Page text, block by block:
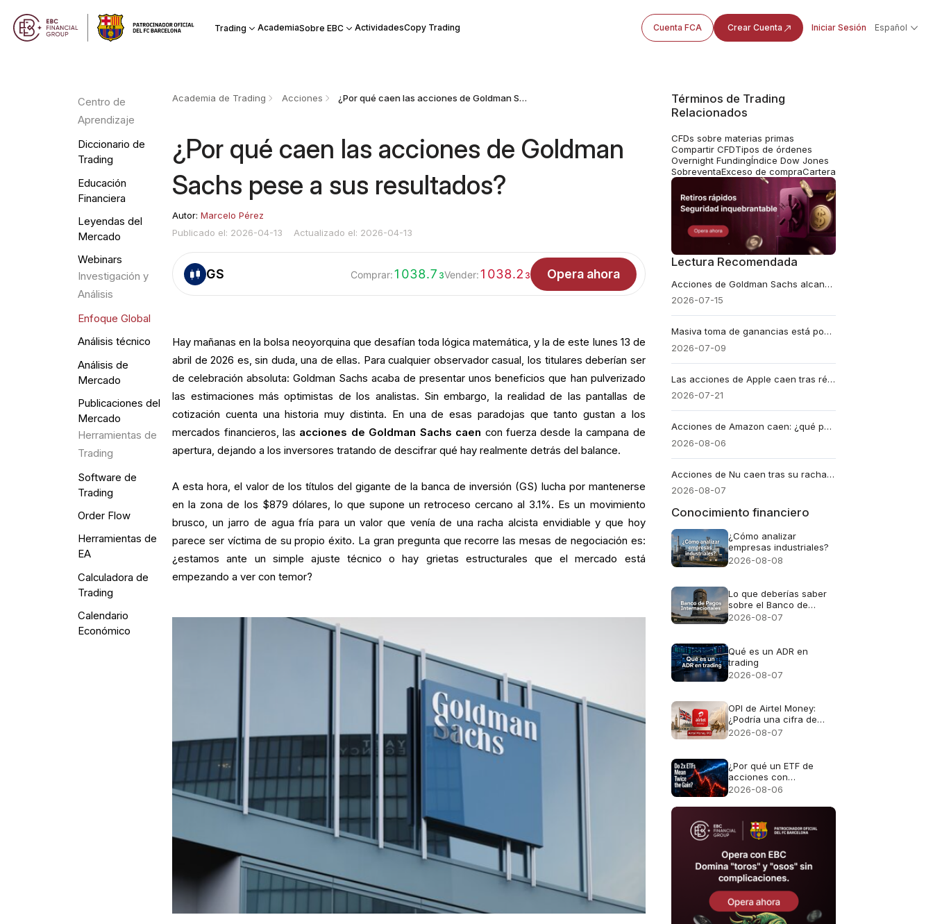
Trading AcademiaSobre EBC ActividadesCopy Trading Cuenta FCA Crear Cuenta Iniciar Sesión Español
Centro de
Aprendizaje
Diccionario de
Trading
Educación
Financiera
Leyendas del
Mercado
Webinars
Investigación y
Análisis
Enfoque Global
Análisis técnico
Análisis de
Mercado
Publicaciones del
Mercado
Herramientas de
Trading
Software de
Trading
Order Flow
Herramientas de
EA
Calculadora de
Trading
Calendario
Económico
Academia de Trading Acciones ¿Por qué caen las acciones de Goldman Sachs pese a sus resultados?
¿Por qué caen las acciones de Goldman
Sachs pese a sus resultados?
Autor:Marcelo Pérez
Publicado el: 2026-04-13
Actualizado el: 2026-04-13
GS Comprar:1038.7 3Vender:1038.2 3 Opera ahora
Hay mañanas en la bolsa neoyorquina que desafían toda lógica matemática, y la de este lunes 13 de
abril de 2026 es, sin duda, una de ellas. Para cualquier observador casual, los titulares deberían ser
de celebración absoluta: Goldman Sachs acaba de presentar unos beneficios que han pulverizado
las estimaciones más optimistas de los analistas. Sin embargo, la realidad de las pantallas de
cotización cuenta una historia muy distinta. En una de esas paradojas que tanto gustan a los
mercados financieros, las acciones de Goldman Sachs caen con fuerza desde la campana de
apertura, dejando a los inversores tratando de descifrar qué hay realmente detrás del balance.
A esta hora, el valor de los títulos del gigante de la banca de inversión (GS) lucha por mantenerse
en la zona de los $879 dólares, lo que supone un retroceso cercano al 3.1%. Es un movimiento
brusco, un jarro de agua fría para un valor que venía de una racha alcista envidiable y que hoy
parece ser víctima de su propio éxito. La gran pregunta que recorre las mesas de negociación es:
¿estamos ante un simple ajuste técnico o hay grietas estructurales que el mercado está
empezando a ver con temor?
Términos de Trading
Relacionados
CFDs sobre materias primas
Compartir CFDTipos de órdenes
Overnight FundingÍndice Dow Jones
SobreventaExceso de compraCartera
Lectura Recomendada
Acciones de Goldman Sachs alcanzan máximos históricos
2026-07-15
Masiva toma de ganancias está poniendo a prueba la resistencia de acciones tecnológicas
2026-07-09
Las acciones de Apple caen tras récord: claves del ajuste bursátil
2026-07-21
Acciones de Amazon caen: ¿qué pasa con el gigante en bolsa?
2026-08-06
Acciones de Nu caen tras su racha récord mientras se convierte en banco
2026-08-07
Conocimiento financiero
¿Cómo analizar
empresas industriales?
2026-08-08
Lo que deberías saber
sobre el Banco de
Pagos Internacionales
2026-08-07
Qué es un ADR en
trading
2026-08-07
OPI de Airtel Money:
¿Podría una cifra de
$10.000M convertirla en
2026-08-07
¿Por qué un ETF de
acciones con
apalancamiento 2x no
rentabilidad?
2026-08-06